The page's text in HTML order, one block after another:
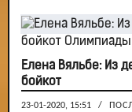
Елена Вяльбе: Из
бойкот
23-01-2020, 15:51 /